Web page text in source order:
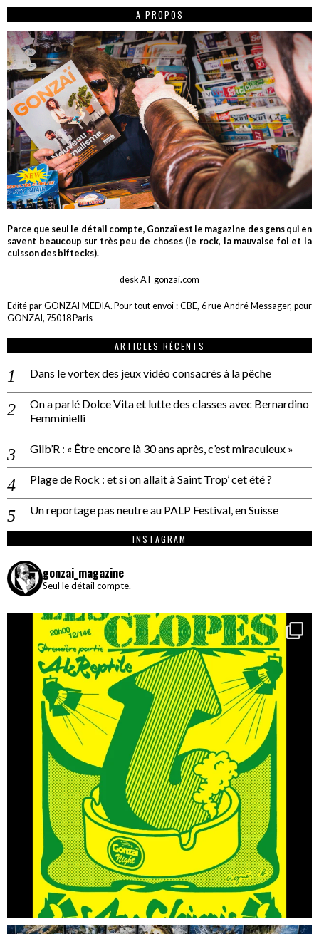
A PROPOS
Parce que seul le détail compte, Gonzaï est le magazine des gens qui en
savent beaucoup sur très peu de choses (le rock, la mauvaise foi et la
cuisson des biftecks).
desk AT gonzai.com
Edité par GONZAÏ MEDIA. Pour tout envoi : CBE, 6 rue André Messager, pour
GONZAÏ, 75018 Paris
ARTICLES RÉCENTS
Dans le vortex des jeux vidéo consacrés à la pêche
On a parlé Dolce Vita et lutte des classes avec Bernardino
Femminielli
Gilb’R : « Être encore là 30 ans après, c’est miraculeux »
Plage de Rock : et si on allait à Saint Trop’ cet été ?
Un reportage pas neutre au PALP Festival, en Suisse
INSTAGRAM
gonzai_magazine
Seul le détail compte.